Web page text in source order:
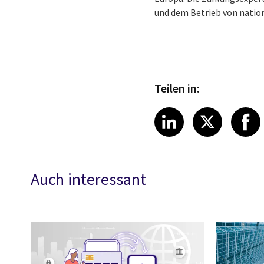
und dem Betrieb von
Teilen in:
Share article
LinkedIn
Share
X
Auch interessant